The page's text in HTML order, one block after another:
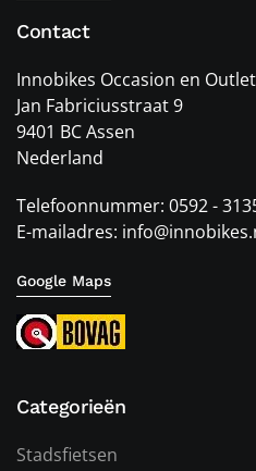
Contact
Innobikes Occasion en
Jan Fabriciusstraat 9
9401 BC Assen
Nederland
Telefoonnummer: 0592 -
E-mailadres:
Google Maps
Categorieën
Stadsfietsen